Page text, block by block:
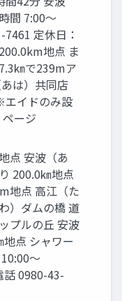
間 7:00〜
定休日：
地点 ま
㎞で239mア
は）共同店
イドのみ設
ージ
点 安波（あ
200.0㎞地点
地点 高江（た
）ダムの橋 道
プルの丘 安波
点 シャワー
〜
話 0980-43-